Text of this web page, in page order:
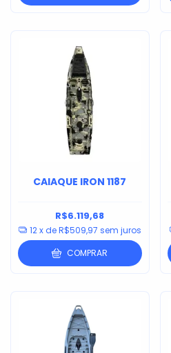
CAIAQUE IRON 1187
R$6.119,68
12x deR$509,97 sem juros
COMPRAR